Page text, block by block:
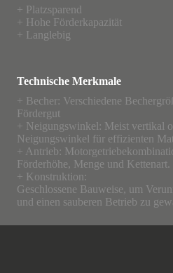
+ Platzsparend
+ Hohe Förderkapazität
+ Langlebig
Technische Merkmale
+ Becher: Verschiedene
Fördergut
+ Neigungswinkel: Meist vertikal
Neigungswinkel für effizienten
+ Antrieb:
Förderhöhe, Menge und Kettenart.
+ Konstruktion:
Geschlossene Bauweise, um
und einen sauberen Betrieb zu